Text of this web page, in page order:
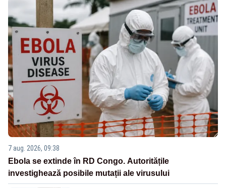
7 aug. 2026, 09:38
Ebola se extinde în RD Congo. Autoritățile
investighează posibile mutații ale virusului